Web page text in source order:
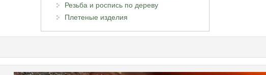
Резьба и роспись по дереву
Плетеные изделия